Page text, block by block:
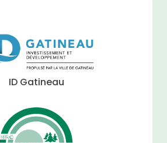
ID Gatineau